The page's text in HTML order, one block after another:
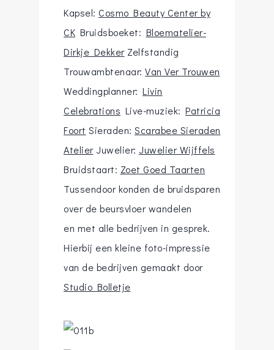
Kapsel: Cosmo Beauty Center by
CK Bruidsboeket: Bloematelier-
Dirkje DekkerZelfstandig
Trouwambtenaar: Van Ver Trouwen
Weddingplanner: Livin
Celebrations Live-muziek: Patricia
Foort Sieraden: Scarabee Sieraden
AtelierJuwelier: Juwelier Wijffels
Bruidstaart: Zoet Goed Taarten
Tussendoor konden de bruidsparen
over de beursvloer wandelen
en met alle bedrijven in gesprek.
Hierbij een kleine foto-impressie
van de bedrijven gemaakt door
Studio Bolletje